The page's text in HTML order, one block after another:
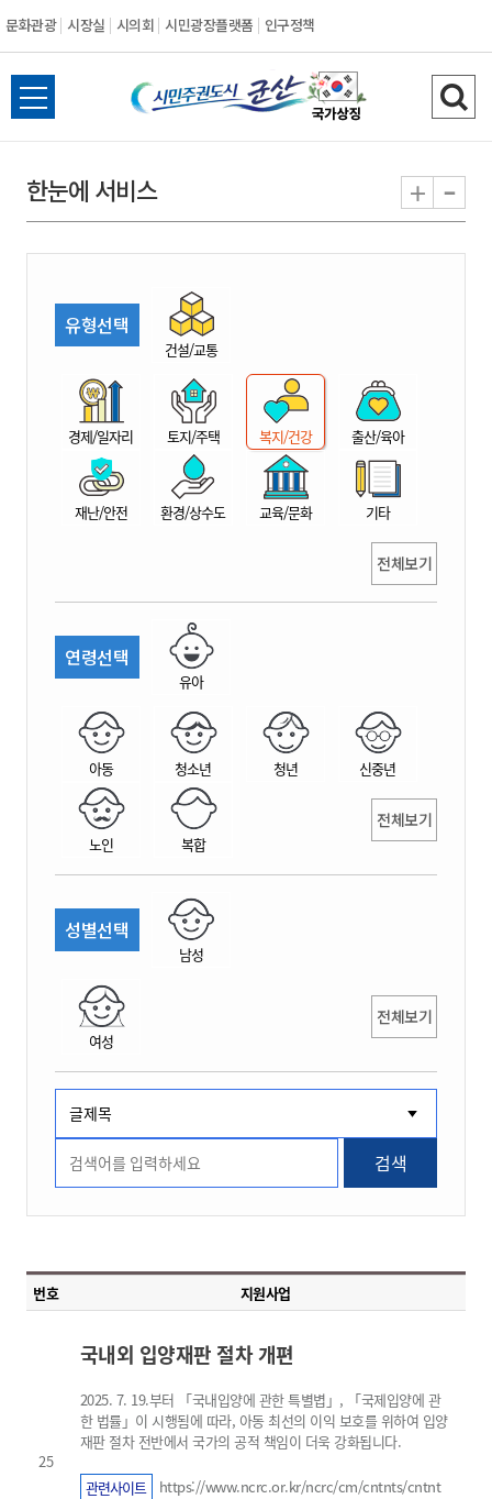
문화관광 시장실 시의회 시민광장플랫폼 인구정책
시
민
권
시
산
전
체
뉴
열
검
색
기
한눈에 서비스 + -
유형선택
건설/교통
경제/일자리 토지/주택 복지/건강 출산/육아
재난/안전 환경/상수도 교육/문화 기타
전체보기
연령선택
유아
아동 청소년 청년 신중년
노인 복합
전체보기
성별선택
남성
여성
전체보기
검색
번호 지원사업
25
국내외 입양재판 절차 개편
2025. 7. 19.부터 「국내입양에 관한 특별볍」, 「국제입양에 관
한 법률」이 시행됨에 따라, 아동 최선의 이익 보호를 위하여 입양
재판 절차 전반에서 국가의 공적 책임이 더욱 강화됩니다.
관련사이트
https://www.ncrc.or.kr/ncrc/cm/cntnts/cntnt